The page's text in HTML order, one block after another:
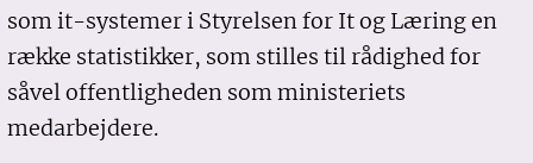
som it-systemer i Styrelsen for It og Læring en
række statistikker, som stilles til rådighed for
såvel offentligheden som ministeriets
medarbejdere.